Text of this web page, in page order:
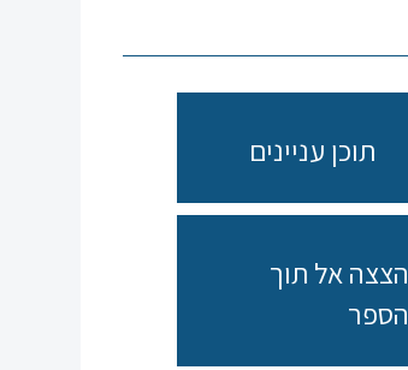
תוכן עניינים
הצצה אל תוך
הספר